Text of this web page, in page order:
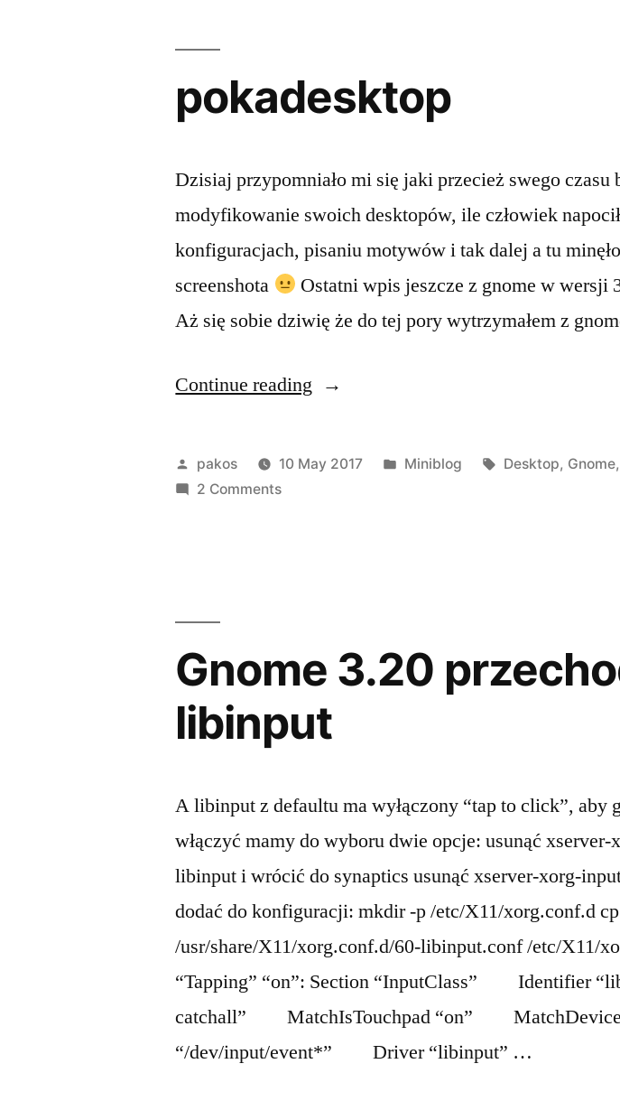
pokadesktop
Dzisiaj przypomniało mi się jaki przecież swego czasu
modyfikowanie swoich desktopów, ile człowiek
konfiguracjach, pisaniu motywów i tak dalej a tu
screenshota
Ostatni wpis jeszcze z gnome w wersji
Aż się sobie dziwię że do tej pory wytrzymałem z
Continue reading “pokadesktop”
Posted
by
pakos 10 May 2017
Posted
Miniblog Tags:
Desktop, Gnome,
2 Commentson
Gnome 3.20
libinput
A libinput z defaultu ma wyłączony “tap to click”, aby
włączyć mamy do wyboru dwie opcje: usunąć
libinput i wrócić do synaptics usunąć xserver-xorg-
dodać do konfiguracji: mkdir -p /etc/X11/xorg.conf.d cp
/usr/share/X11/xorg.conf.d/60-libinput.conf /etc/X11/
“Tapping” “on”: Section “InputClass” Identifier
catchall” MatchIsTouchpad “on”
“/dev/input/event*” Driver “libinput” …